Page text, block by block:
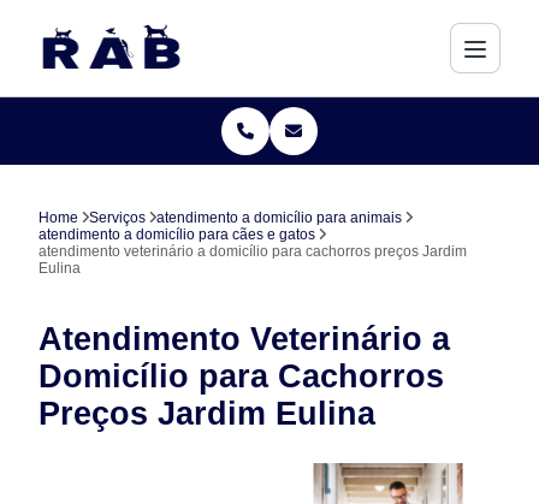
Home Serviços
atendimento a domicílio para animais
atendimento a domicílio para cães e gatos
atendimento veterinário a domicílio para cachorros preços Jardim
Eulina
Atendimento Veterinário a
Domicílio para Cachorros
Preços Jardim Eulina